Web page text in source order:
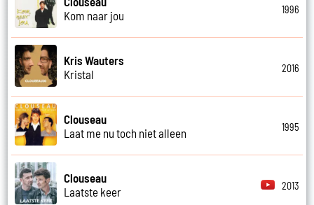
Kom naar jou
1996
Kris Wauters
Kristal
2016
Clouseau
Laat me nu toch niet alleen
1995
Clouseau
Laatste keer
2013